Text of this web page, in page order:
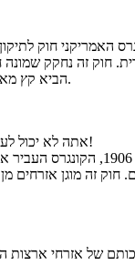
חוק זה נחקק
הביא קץ מאבק ממושך ועקוב מדם נגד העבדות באמריקה.
אתה לא יכול לעשות כזה תביעה שערורייתית אלא אם זה נכון!
בשנת 1906, הקונגרס